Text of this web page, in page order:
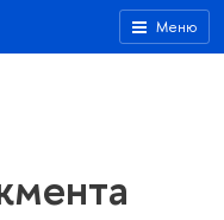
Меню